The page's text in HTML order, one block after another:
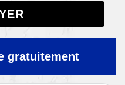
gratuitement